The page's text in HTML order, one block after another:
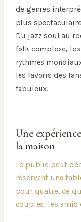
de genres
plus
Du jazz soul au
folk complexe,
rythmes
les favoris des
fabuleux.
Une
la maison
Le public peut
réservant une
pour quatre, ce
couples, les amis